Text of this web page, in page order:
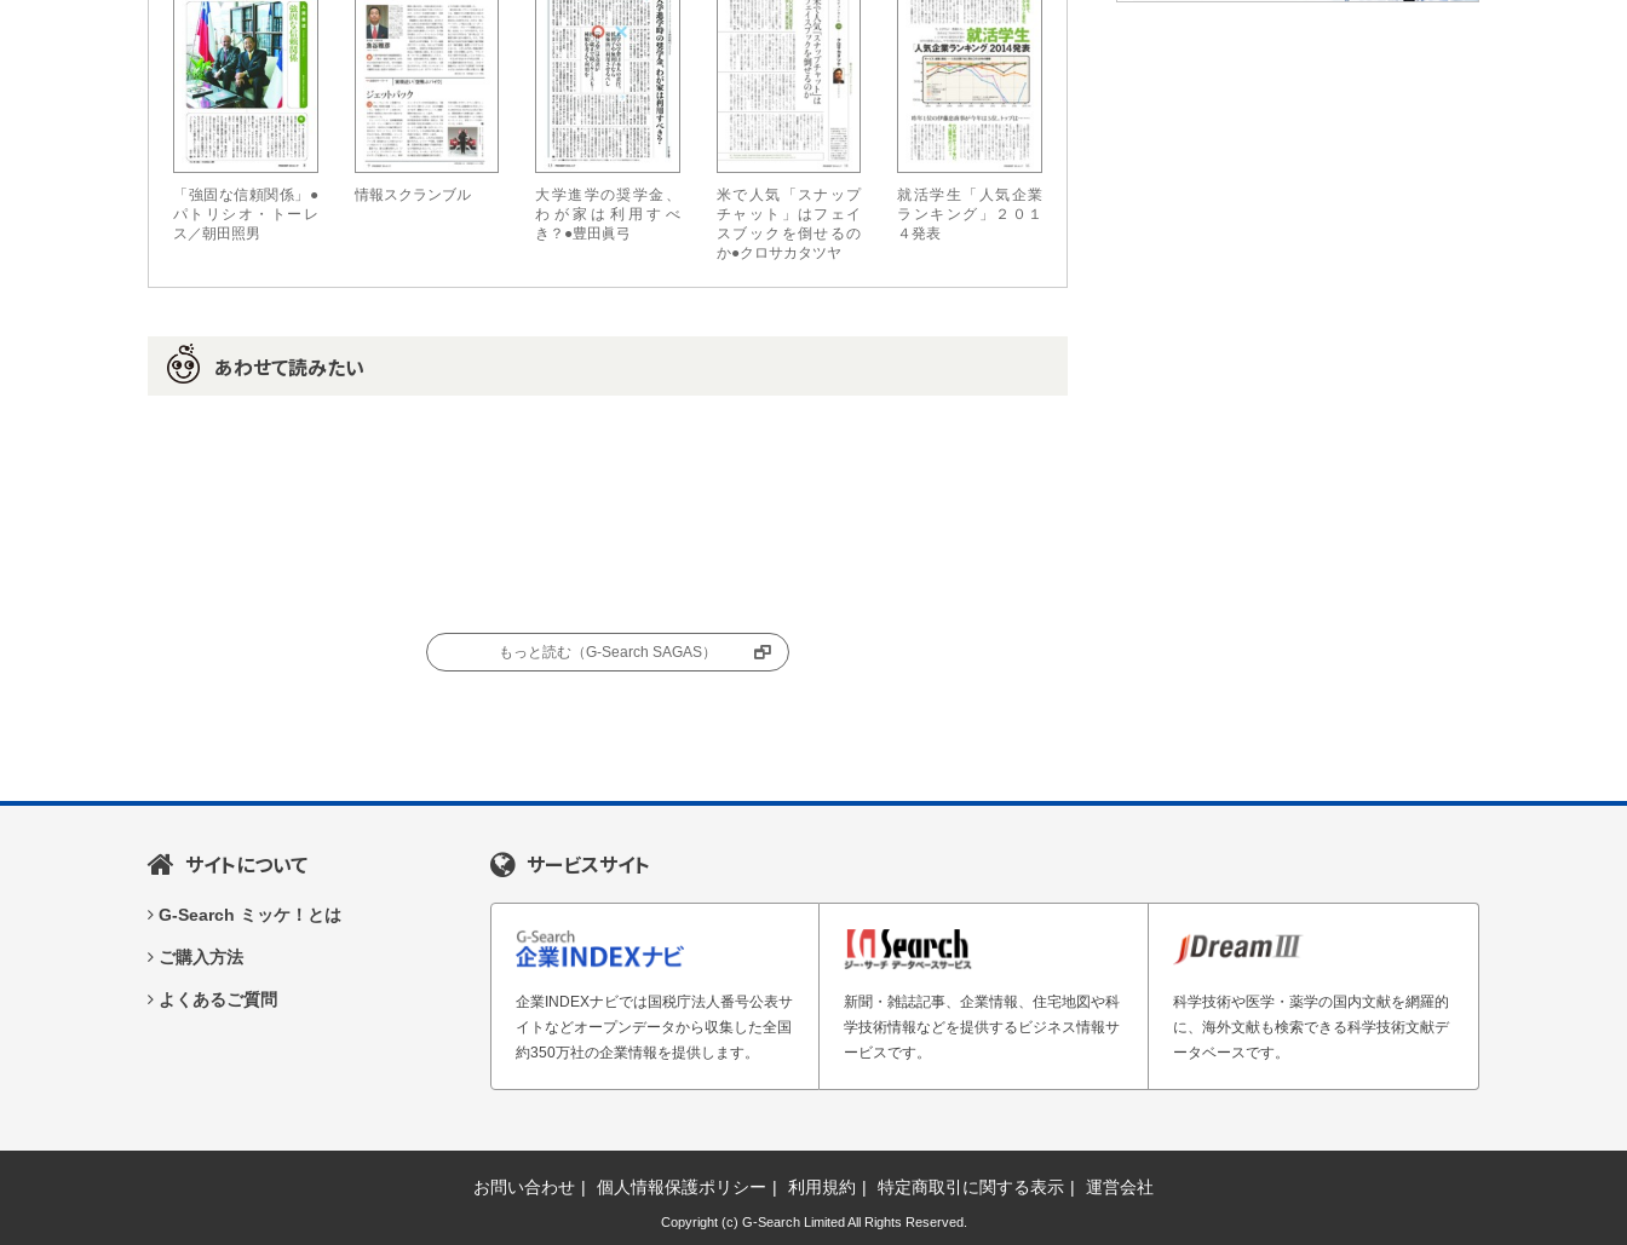
「強固な信頼関係」●
パトリシオ・トーレ
ス／朝田照男
情報スクランブル
大学進学の奨学金、
わが家は利用すべ
き？●豊田眞弓
米で人気「スナップ
チャット」はフェイ
スブックを倒せるの
か●クロサカタツヤ
就活学生「人気企業
ランキング」２０１
４発表
あわせて読みたい
もっと読む（G-Search SAGAS）
サイトについて
G-Search ミッケ！とは
ご購入方法
よくあるご質問
サービスサイト
企業INDEXナビでは国税庁法人番号公表サ
イトなどオープンデータから収集した全国
約350万社の企業情報を提供します。
新聞・雑誌記事、企業情報、住宅地図や科
学技術情報などを提供するビジネス情報サ
ービスです。
科学技術や医学・薬学の国内文献を網羅的
に、海外文献も検索できる科学技術文献デ
ータベースです。
お問い合わせ 個人情報保護ポリシー 利用規約 特定商取引に関する表示 運営会社
Copyright (c) G-Search Limited All Rights Reserved.